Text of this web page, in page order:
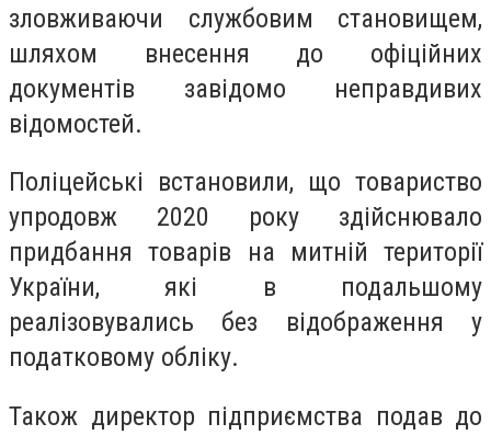
зловживаючи службовим становищем,
шляхом внесення до офіційних
документів завідомо неправдивих
відомостей.
Поліцейські встановили, що товариство
упродовж 2020 року здійснювало
придбання товарів на митній території
України, які в подальшому
реалізовувались без відображення у
податковому обліку.
Також директор підприємства подав до